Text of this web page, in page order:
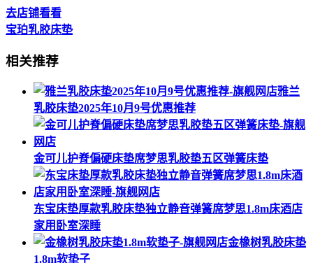
去店铺看看
宝珀乳胶床垫
相关推荐
雅兰
乳胶床垫2025年10月9号优惠推荐
金可儿护脊偏硬床垫席梦思乳胶垫五区弹簧床垫
东宝床垫厚款乳胶床垫独立静音弹簧席梦思1.8m床酒店
家用卧室深睡
金橡树乳胶床垫
1.8m软垫子